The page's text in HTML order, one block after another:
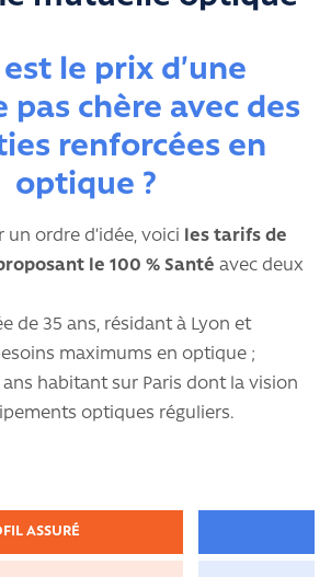
le prix d’une
pas chère avec des
renforcées en
optique ?
ordre d’idée, voici
les tarifs de
le 100 % Santé avec deux
de 35 ans, résidant à Lyon et
maximums en optique ;
habitant sur Paris dont la vision
optiques réguliers.
ASSURÉ